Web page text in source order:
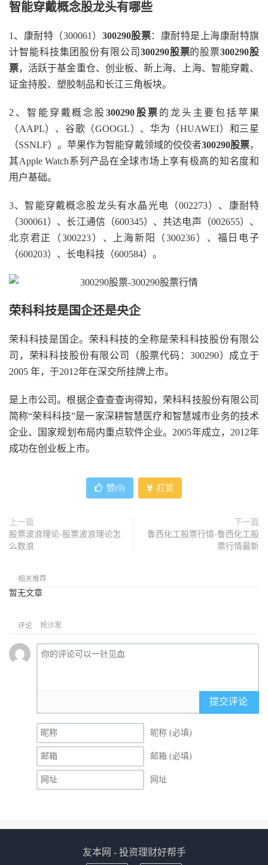
智能穿戴概念股龙头有哪些
1、康耐特（300061） 300290股票：康耐特是上海康耐特旗
计智能科技集团股份有限公司 300290股票的股票300290股
票，活跃于基金重仓、创业板、新上海、上海、智能穿戴、
证金持股、塑胶制品和长江三角板块。
2、智能穿戴概念股300290股票 的龙头主要包括苹果
（AAPL）、谷歌（GOOGL）、华为（HUAWEI）和三星
（SSNLF）。苹果作为智能穿戴领域的佼佼者300290股票，
其Apple Watch系列产品在全球市场上享有极高的知名度和
用户基础。
3、智能穿戴概念股龙头有水晶光电（002273）、康耐特
（300061）、长江通信（600345）、共达电声（002655）、
北京君正（300223）、上海新阳（300236）、福日电子
（600203）、长电科技（600584）。
荣科科技是国企还是央企
荣科科技是国企。荣科科技的全称是荣科科技股份有限公
司，荣科科技股份有限公司（股票代码：300290）成立于
2005 年，于2012年在深交所挂牌上市。
是上市公司。根据企查查查询得知，荣科科技股份有限公司
简称“荣科科技”是一家深耕智慧医疗和智慧城市业务的技术
企业、国家规划布局内重点软件企业。2005年成立，2012年
成功在创业板上市。
赞(0) 打赏
上一篇
股票波浪理论-股票波浪理论怎
么数浪
下一篇
鲁西化工股票行情-鲁西化工股
票行情最新
相关推荐
暂无文章
评论 抢沙发
提交评论
昵称 (必填)
邮箱 (必填)
网址
友本网 - 投资理财好帮手